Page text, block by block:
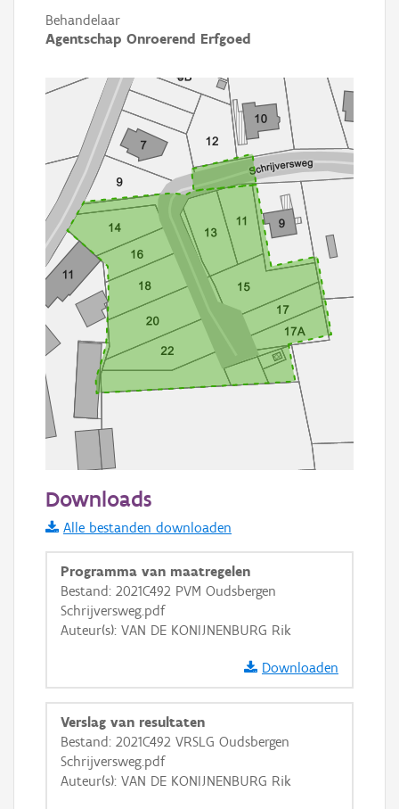
Behandelaar
Agentschap Onroerend Erfgoed
Informatie Vlaanderen
i
+ −
Basis Lagen
OSM-Basiskaart
Downloads
Alle bestanden downloaden
Programma van maatregelen
Bestand: 2021C492 PVM Oudsbergen
Schrijversweg.pdf
Auteur(s): VAN DE KONIJNENBURG Rik
Downloaden
Verslag van resultaten
Bestand: 2021C492 VRSLG Oudsbergen
Schrijversweg.pdf
Auteur(s): VAN DE KONIJNENBURG Rik